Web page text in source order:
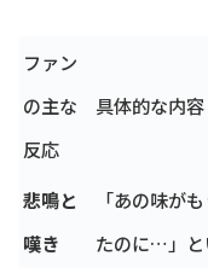
ファン
の主な
反応
具体的な内容
悲鳴と
嘆き
「あの味が
たのに…」と